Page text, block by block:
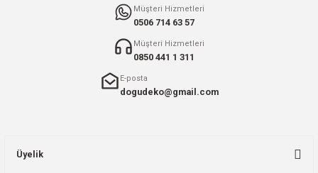
Müşteri Hizmetleri
0506 714 63 57
Müşteri Hizmetleri
0850 441 1 311
E-posta
dogudeko@gmail.com
Üyelik